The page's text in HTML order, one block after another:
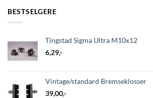
BESTSELGERE
Tingstad Sigma Ultra M10x12
6,29,-
Vintage/standard Bremseklosser
39,00,-